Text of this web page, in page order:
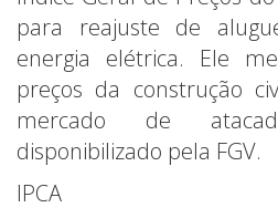
para reajuste de
energia elétrica. Ele
preços da construção
mercado de
disponibilizado pela FGV.
IPCA